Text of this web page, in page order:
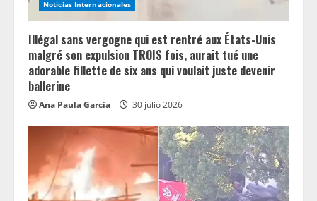
Noticias Internacionales
Illégal sans vergogne qui est rentré aux États-Unis
malgré son expulsion TROIS fois, aurait tué une
adorable fillette de six ans qui voulait juste devenir
ballerine
Ana Paula García 30 julio 2026